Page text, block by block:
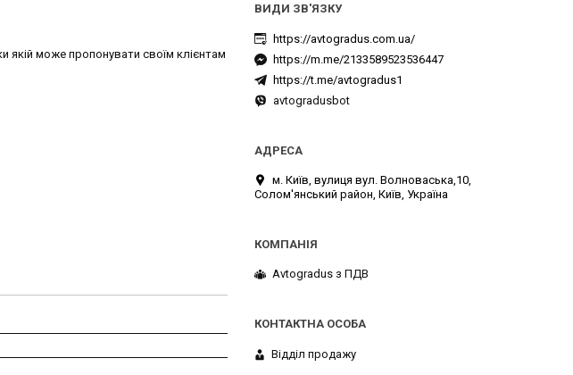
якій може пропонувати своїм клієнтам
https://avtogradus.com.ua/
https://m.me/2133589523536447
https://t.me/avtogradus1
avtogradusbot
м. Київ, вулиця вул. Волноваська,10,
Солом'янський район, Київ, Україна
Avtogradus з ПДВ
Відділ продажу